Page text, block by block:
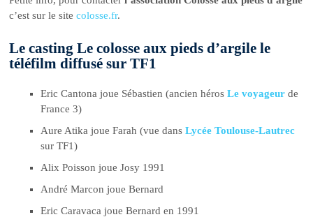
c’est sur le sitecolosse.fr.
Le casting Le colosse aux pieds d’argile le
téléfilm diffusé sur TF1
Eric Cantona joue Sébastien (ancien hérosLe voyageur de
France 3)
Aure Atika joue Farah (vue dans Lycée Toulouse-Lautrec
sur TF1)
Alix Poisson joue Josy 1991
André Marcon joue Bernard
Eric Caravaca joue Bernard en 1991